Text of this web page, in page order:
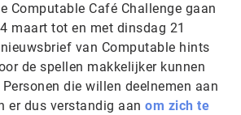
Computable Café Challenge gaan
maart tot en met dinsdag 21
van Computable hints
de spellen makkelijker kunnen
die willen deelnemen aan
er dus verstandig aan om zich te